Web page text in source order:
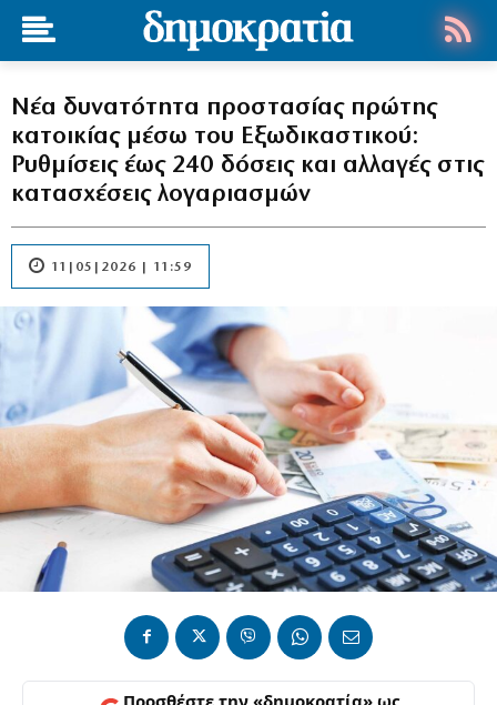
Νέα δυνατότητα προστασίας πρώτης
κατοικίας μέσω του Εξωδικαστικού:
Ρυθμίσεις έως 240 δόσεις και αλλαγές στις
κατασχέσεις λογαριασμών
11|05|2026 | 11:59
Προσθέστε την «δημοκρατία» ως